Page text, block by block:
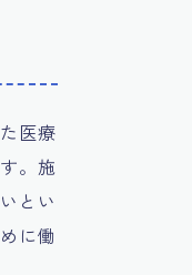
医療
。施
とい
に働